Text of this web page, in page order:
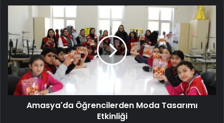
Amasya'da Öğrencilerden Moda Tasarımı
Etkinliği